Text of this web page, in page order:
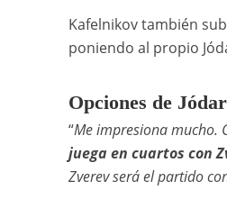
Kafelnikov también
poniendo al propio
Opciones de
“Me impresiona mucho.
juega en cuartos con
Zverev será el partido